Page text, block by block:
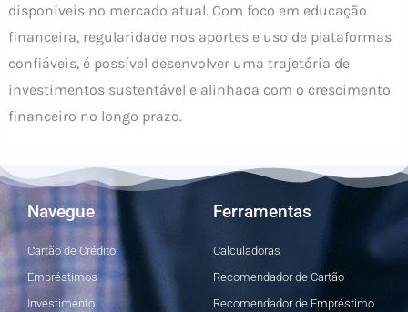
disponíveis no mercado atual. Com foco em educação
financeira, regularidade nos aportes e uso de plataformas
confiáveis, é possível desenvolver uma trajetória de
investimentos sustentável e alinhada com o crescimento
financeiro no longo prazo.
Navegue
Cartão de Crédito
Empréstimos
Investimento
Ferramentas
Calculadoras
Recomendador de Cartão
Recomendador de Empréstimo